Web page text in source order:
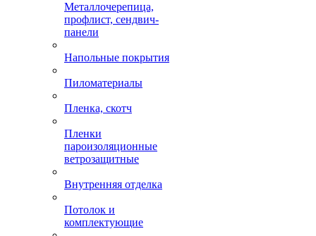
Металлочерепица,
профлист, сендвич-
панели
Напольные покрытия
Пиломатериалы
Пленка, скотч
Пленки
пароизоляционные
ветрозащитные
Внутренняя отделка
Потолок и
комплектующие